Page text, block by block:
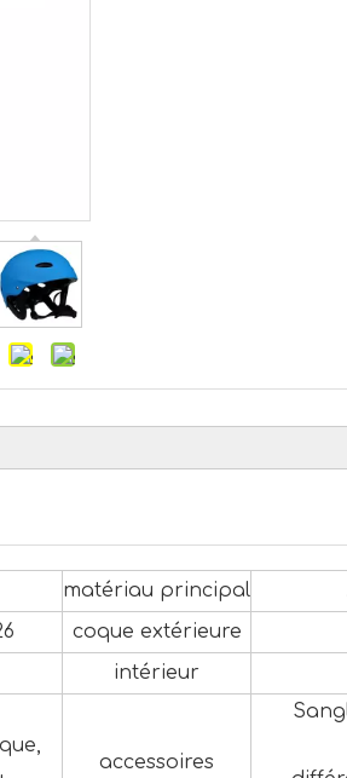
matériau principal
coque extérieure
intérieur
accessoires